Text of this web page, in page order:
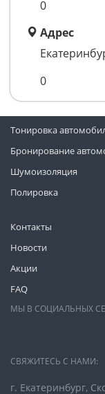
0
Адрес
0
Контакты
Новости
Акции
FAQ
Тонировка
Бронирование
Шумоизоляция
Полировка
МЫ В СОЦИАЛЬНЫХ
СВЯЖИТЕСЬ С НАМИ:
г. Екатеринбург,